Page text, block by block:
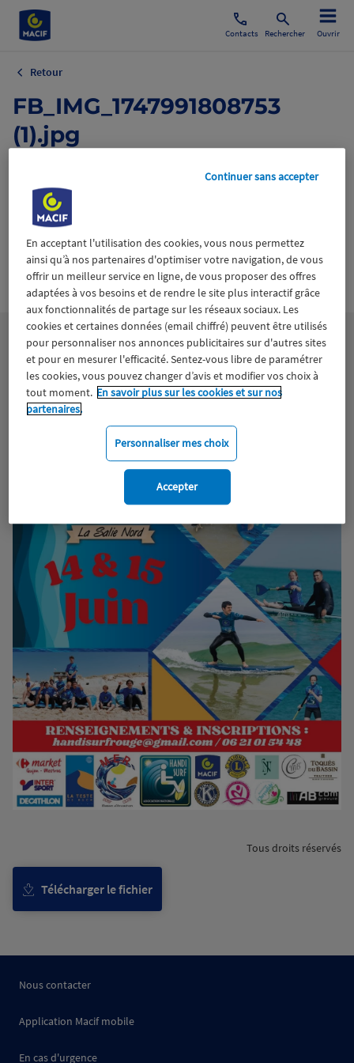
Contacts Rechercher Ouvrir
Retour
FB_IMG_1747991808753
(1).jpg
Certifié avecWiztrust
trusted
sources
Télécharger le fichier
Tous droits réservés
Nous contacter
Application Macif mobile
En cas d'urgence
En acceptant l'utilisation des cookies, vous nous permettez
ainsi qu’à nos partenaires d'optimiser votre navigation, de vous
offrir un meilleur service en ligne, de vous proposer des offres
adaptées à vos besoins et de rendre le site plus interactif grâce
aux fonctionnalités de partage sur les réseaux sociaux. Les
cookies et certaines données (email chiffré) peuvent être utilisés
pour personnaliser nos annonces publicitaires sur d'autres sites
et pour en mesurer l'efficacité. Sentez-vous libre de paramétrer
les cookies, vous pouvez changer d’avis et modifier vos choix à
tout moment. En savoir plus sur les cookies et sur nos
partenaires.
Personnaliser mes choix
Continuer sans accepter
Accepter